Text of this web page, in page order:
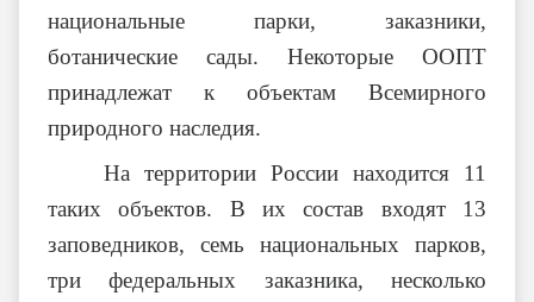
национальные парки, заказники,
ботанические сады. Некоторые ООПТ
принадлежат к объектам Всемирного
природного наследия.
На территории России находится 11
таких объектов. В их состав входят 13
заповедников, семь национальных парков,
три федеральных заказника, несколько